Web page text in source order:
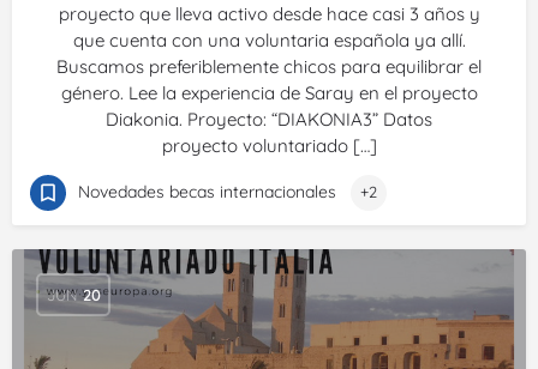
proyecto que lleva activo desde hace casi 3 años y
que cuenta con una voluntaria española ya allí.
Buscamos preferiblemente chicos para equilibrar el
género. Lee la experiencia de Saray en el proyecto
Diakonia. Proyecto: “DIAKONIA3” Datos
proyecto voluntariado […]
Novedades becas internacionales +2
JUN 20